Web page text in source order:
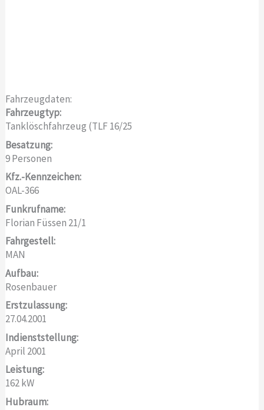
Fahrzeugdaten:
Fahrzeugtyp:
Tanklöschfahrzeug (TLF 16/25
Besatzung:
9 Personen
Kfz.-Kennzeichen:
OAL-366
Funkrufname:
Florian Füssen 21/1
Fahrgestell:
MAN
Aufbau:
Rosenbauer
Erstzulassung:
27.04.2001
Indienststellung:
April 2001
Leistung:
162 kW
Hubraum: